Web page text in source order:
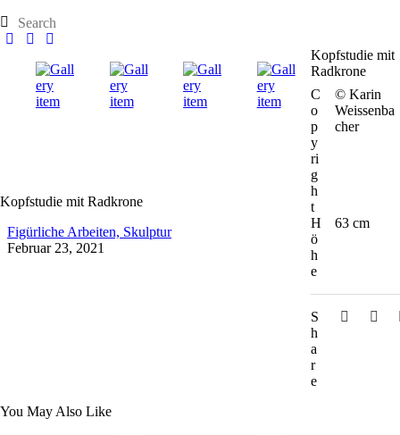
Kopfstudie mit Radkrone
Figürliche Arbeiten, Skulptur
Februar 23, 2021
Kopfstudie mit
Radkrone
C
o
p
y
ri
g
h
t
© Karin
Weissenba
cher
H
ö
h
e
63 cm
S
h
a
r
e
You May Also Like